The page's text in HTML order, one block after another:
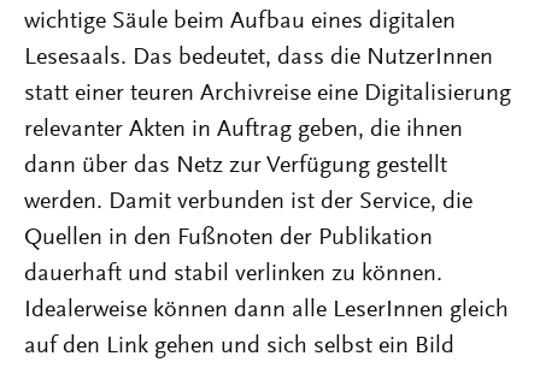
wichtige Säule beim Aufbau eines digitalen
Lesesaals. Das bedeutet, dass die NutzerInnen
statt einer teuren Archivreise eine Digitalisierung
relevanter Akten in Auftrag geben, die ihnen
dann über das Netz zur Verfügung gestellt
werden. Damit verbunden ist der Service, die
Quellen in den Fußnoten der Publikation
dauerhaft und stabil verlinken zu können.
Idealerweise können dann alle LeserInnen gleich
auf den Link gehen und sich selbst ein Bild